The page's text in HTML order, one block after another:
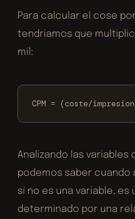
Para calcular el cose
tendriamos que
mil:
CPM = (coste/
Analizando las variables
podemos saber cuando
sí no es una variable, es
determinado por una